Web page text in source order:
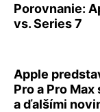
Porovnanie:
vs. Series 7
Apple
Pro a Pro
a ďalšími